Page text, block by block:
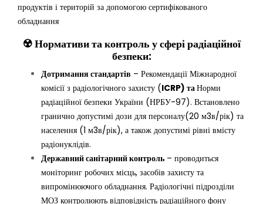
продуктів і територій за допомогою сертифікованого
обладнання
☢️ Нормативи та контроль у сфері радіаційної
безпеки:
Дотримання стандартів – Рекомендації Міжнародної
комісії з радіологічного захисту (ICRP) таНорми
радіаційної безпеки України (НРБУ-97). Встановлено
гранично допустимі дози для персоналу(20 м3в/рік) та
населення (1 м3в/рік), а також допустимі рівні вмісту
радіонуклідів.
Державний санітарний контроль – проводиться
моніторинг робочих місць, засобів захисту та
випромінюючого обладнання. Радіологічні підрозділи
МОЗ контролюють відповідність радіаційного фону